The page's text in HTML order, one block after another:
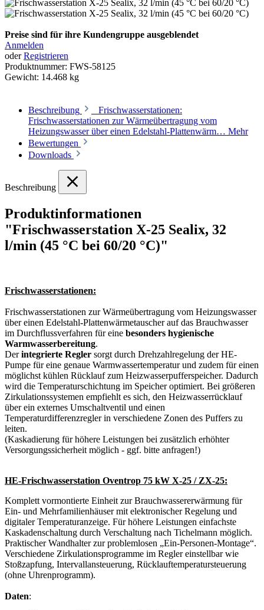
Preise sind für ihre Kundengruppe ausgeblendet
Anmelden
oderRegistrieren
Produktnummer: FWS-58125
Gewicht: 14.468 kg
Beschreibung
Frischwasserstationen:
Frischwasserstationen zur Wärmeübertragung vom
Heizungswasser über einen Edelstahl-Plattenwärm… Mehr
Bewertungen
Downloads
Beschreibung
Produktinformationen
"Frischwasserstation X-25 Sealix, 32
l/min (45 °C bei 60/20 °C)"
Frischwasserstationen:
Frischwasserstationen zur Wärmeübertragung vom Heizungswasser
über einen Edelstahl-Plattenwärmetauscher auf das Brauchwasser
im Durchflussverfahren für eine besonders hygienische
Warmwasserbereitung.
Derintegrierte Regler sorgt durch Drehzahlregelung der HE-
Pumpe für eine genaue Warmwassertemperatur und zudem für einen
möglichst kühlen Rücklauf zum Heizwasserpufferspeicher. Dadurch
wird die Temperaturschichtung im Speicher optimiert. Bei größeren
Zirkulationssystemen empfiehlt es sich, den Heizwasserrücklauf
über ein externes Umschaltventil und einen
Temperaturdifferenzregler in verschiedene Zonen des Puffers zu
leiten.
(Kaskadierung für höhere Leistungen bei zusätzlich erhöhter
Versorgungssicherheit möglich - ggf. bitte anfragen!)
HE-Frischwasserstation Oventrop 75 kW X-25 / ZX-25:
Komplett vormontierte Einheit zur Brauchwassererwärmung für
Ein- und Mehrfamilienhäuser mit elektronischer Regelung und
digitaler Temperaturanzeige. Für höhere Leistungen einfachste
Kaskadenschaltung durch Verschaltung nach Tichelmann möglich.
Praktischer Wandhalter zur problemlosen „Ein-Personen-Montage“.
Verschiedene Zirkulationsprogramme im Regler einstellbar wie
Stoßzapfung, Intervallansteuerung, Rücklauftemperatursteuerung
(ohne Uhrenprogramm).
Daten: